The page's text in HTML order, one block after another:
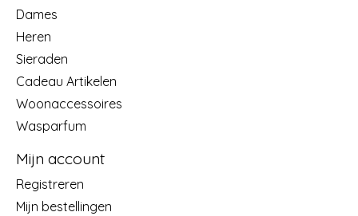
Dames
Heren
Sieraden
Cadeau Artikelen
Woonaccessoires
Wasparfum
Mijn account
Registreren
Mijn bestellingen